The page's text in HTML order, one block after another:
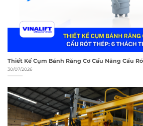
Thiết Kế Cụm Bánh Răng Cơ Cấu Nâng Cẩu
30/07/2026